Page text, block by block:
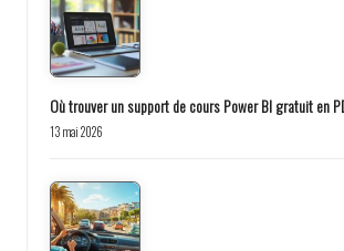
Où trouver un support de cours Power BI gratuit en
13 mai 2026